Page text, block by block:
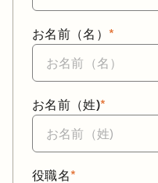
*
お名前（名）
*
お名前（姓)
*
役職名